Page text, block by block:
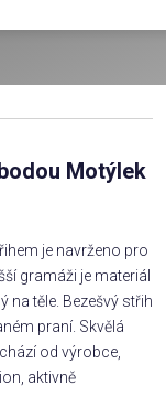
Motýlek
je navrženo pro
gramáži je materiál
na těle. Bezešvý střih
praní. Skvělá
od výrobce,
aktivně